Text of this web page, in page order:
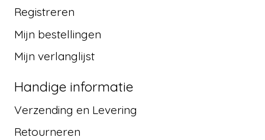
Registreren
Mijn bestellingen
Mijn verlanglijst
Handige informatie
Verzending en Levering
Retourneren